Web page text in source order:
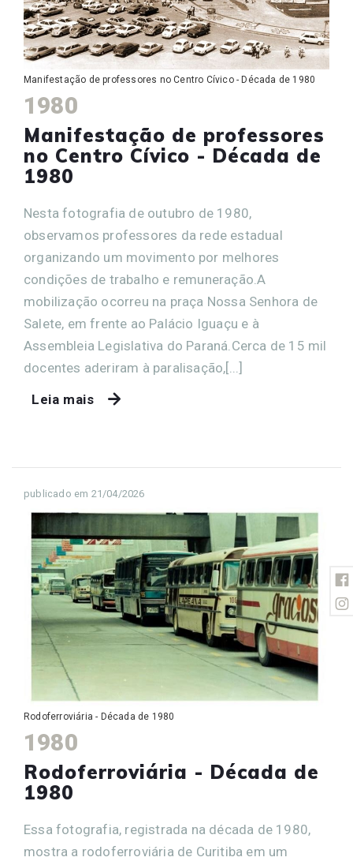
Manifestação de professores no Centro Cívico - Década de 1980
1980
Manifestação de professores
no Centro Cívico - Década de
1980
Nesta fotografia de outubro de 1980,
observamos professores da rede estadual
organizando um movimento por melhores
condições de trabalho e remuneração.A
mobilização ocorreu na praça Nossa Senhora de
Salete, em frente ao Palácio Iguaçu e à
Assembleia Legislativa do Paraná.Cerca de 15 mil
docentes aderiram à paralisação,[...]
Leia mais
publicado em 21/04/2026
Rodoferroviária - Década de 1980
1980
Rodoferroviária - Década de
1980
Essa fotografia, registrada na década de 1980,
mostra a rodoferroviária de Curitiba em um